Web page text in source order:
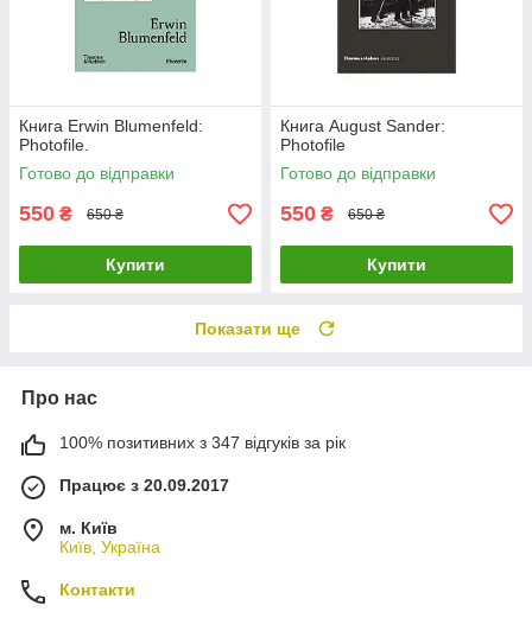
Книга Erwin Blumenfeld:
Photofile.
Готово до відправки
550 ₴ 650 ₴
Купити
Книга August Sander:
Photofile
Готово до відправки
550 ₴ 650 ₴
Купити
Показати ще
Про нас
100% позитивних з 347 відгуків за рік
Працює з 20.09.2017
м. Київ
Київ, Україна
Контакти